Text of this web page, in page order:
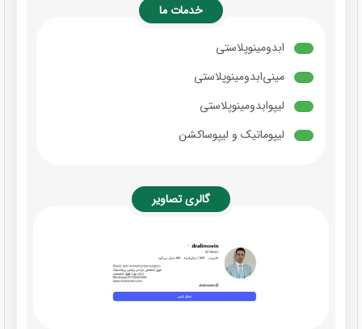
خدمات ما
ابدومینوپلاستی
مینی‌ابدومینوپلاستی
لیپوابدومینوپلاستی
لیپوماتیک و لیپوساکشن
گالری تصاویر